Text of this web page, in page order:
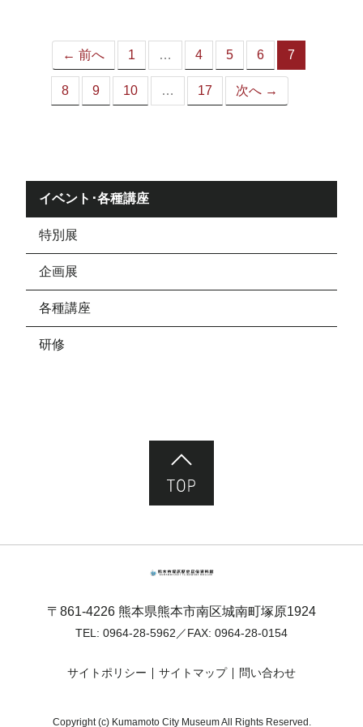
← 前へ 1 … 4 5 6 7
8 9 10 … 17 次へ →
イベント･各種講座
特別展
企画展
各種講座
研修
〒861-4226 熊本県熊本市南区城南町塚原1924
TEL: 0964-28-5962 ／FAX: 0964-28-0154
サイトポリシー サイトマップ 問い合わせ
Copyright (c) Kumamoto City Museum All Rights Reserved.